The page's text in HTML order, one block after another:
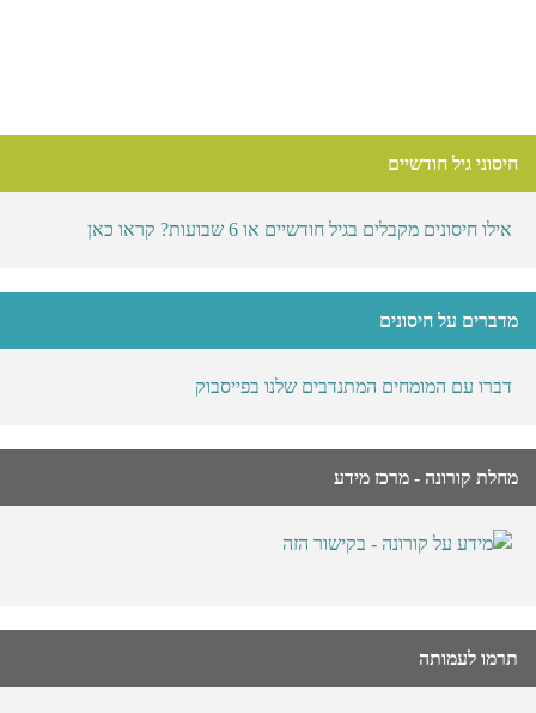
חיסוני גיל חודשיים
אילו חיסונים מקבלים בגיל חודשיים או 6 שבועות? קראו כאן
מדברים על חיסונים
דברו עם המומחים המתנדבים שלנו בפייסבוק
מחלת קורונה - מרכז מידע
תרמו לעמותה